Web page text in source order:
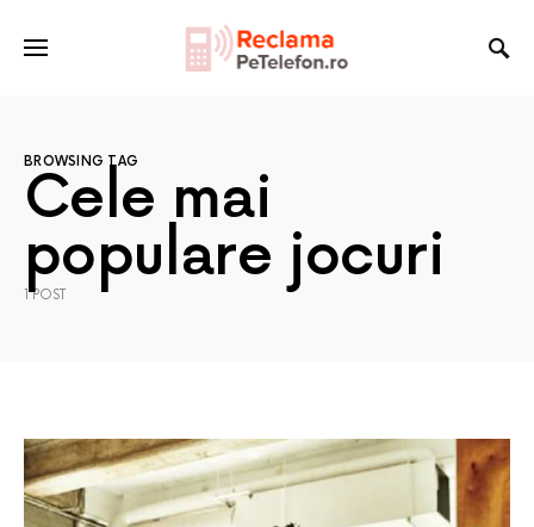
BROWSING TAG
Cele mai
populare jocuri
1 POST